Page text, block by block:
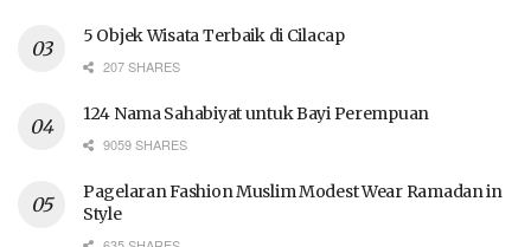
5 Objek Wisata Terbaik di Cilacap
207 SHARES
124 Nama Sahabiyat untuk Bayi Perempuan
9059 SHARES
Pagelaran Fashion Muslim Modest Wear Ramadan in
Style